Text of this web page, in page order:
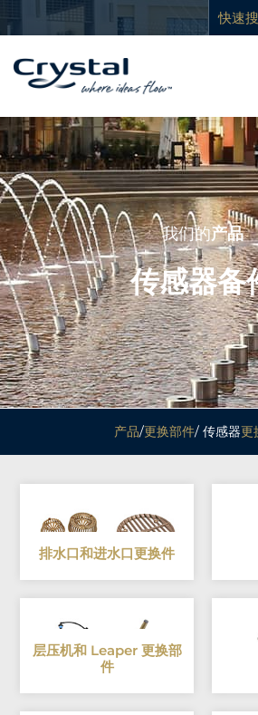
容
至
快速
我们的产品
传感器备
产品/更换部件/ 传感器更
排水口和进水口更换件
层压机和 Leaper 更换部
件